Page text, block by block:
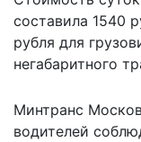
составила 1540
рубля для
негабаритного
Минтранс
водителей